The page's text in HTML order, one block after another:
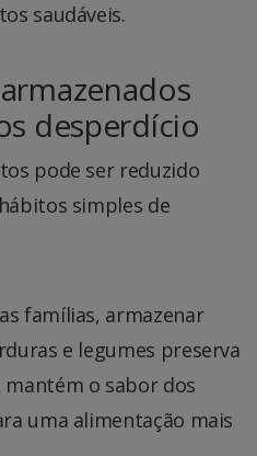
saudáveis.
desperdício
pode ser reduzido
simples de
famílias, armazenar
e legumes preserva
o sabor dos
uma alimentação mais